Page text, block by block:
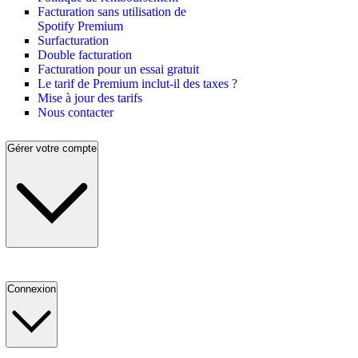
Facturation sans utilisation de
Spotify Premium
Surfacturation
Double facturation
Facturation pour un essai gratuit
Le tarif de Premium inclut-il des taxes ?
Mise à jour des tarifs
Nous contacter
Gérer votre compte
Connexion